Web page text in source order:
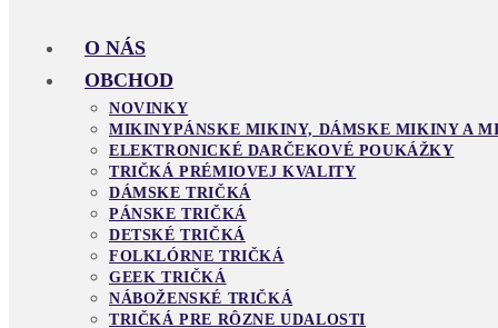
O NÁS
OBCHOD
NOVINKY
MIKINYPÁNSKE MIKINY, DÁMSKE MIKINY A
ELEKTRONICKÉ DARČEKOVÉ POUKÁŽKY
TRIČKÁ PRÉMIOVEJ KVALITY
DÁMSKE TRIČKÁ
PÁNSKE TRIČKÁ
DETSKÉ TRIČKÁ
FOLKLÓRNE TRIČKÁ
GEEK TRIČKÁ
NÁBOŽENSKÉ TRIČKÁ
TRIČKÁ PRE RÔZNE UDALOSTI